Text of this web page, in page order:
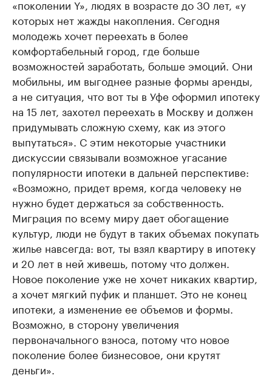
«поколении Y», людях в возрасте до 30 лет, «у
которых нет жажды накопления. Сегодня
молодежь хочет переехать в более
комфортабельный город, где больше
возможностей заработать, больше эмоций. Они
мобильны, им выгоднее разные формы аренды,
а не ситуация, что вот ты в Уфе оформил ипотеку
на 15 лет, захотел переехать в Москву и должен
придумывать сложную схему, как из этого
выпутаться». С этим некоторые участники
дискуссии связывали возможное угасание
популярности ипотеки в дальней перспективе:
«Возможно, придет время, когда человеку не
нужно будет держаться за собственность.
Миграция по всему миру дает обогащение
культур, люди не будут в таких объемах покупать
жилье навсегда: вот, ты взял квартиру в ипотеку
и 20 лет в ней живешь, потому что должен.
Новое поколение уже не хочет никаких квартир,
а хочет мягкий пуфик и планшет. Это не конец
ипотеки, а изменение ее объемов и формы.
Возможно, в сторону увеличения
первоначального взноса, потому что новое
поколение более бизнесовое, они крутят
деньги».